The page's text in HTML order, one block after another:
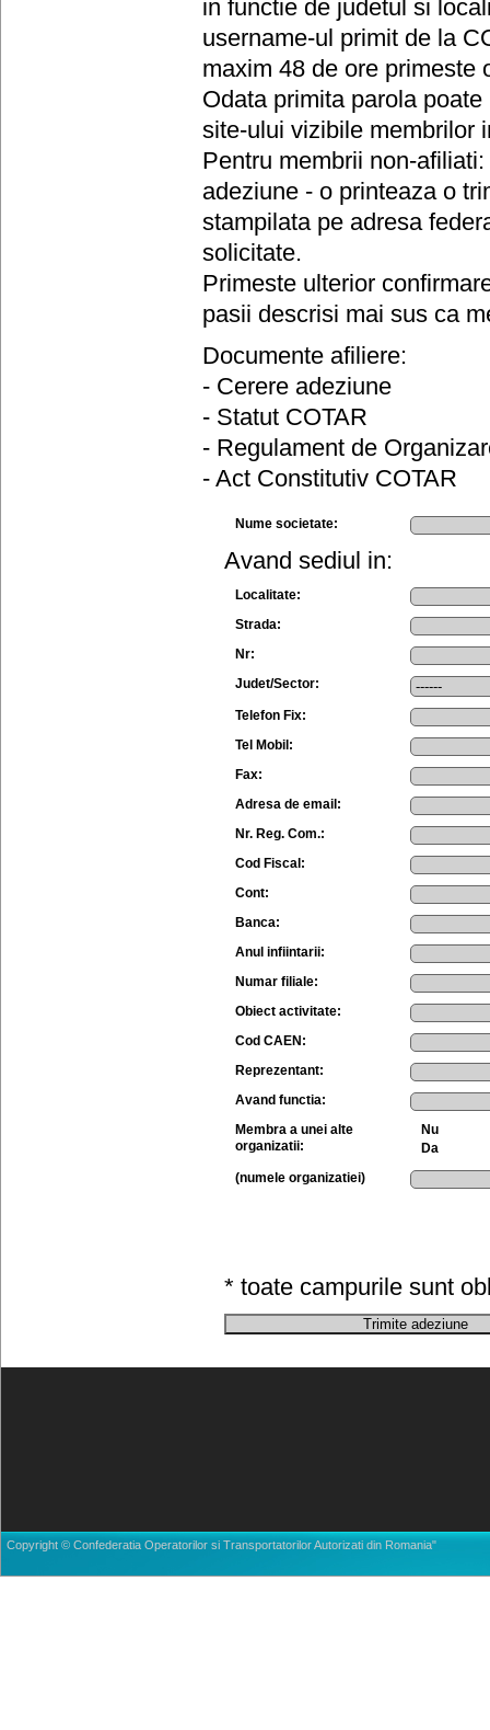
in functie de judetul si
username-ul primit de la
maxim 48 de ore primeste
Odata primita parola
site-ului vizibile membrilor
Pentru membrii non-
adeziune - o printeaza o
stampilata pe adresa
solicitate.
Primeste ulterior
pasii descrisi mai sus ca
Documente afiliere:
- Cerere adeziune
- Statut COTAR
- Regulament de
- Act Constitutiv COTAR
Nume societate:
Avand sediul in:
Localitate:
Strada:
Nr:
Judet/Sector:
Telefon Fix:
Tel Mobil:
Fax:
Adresa de email:
Nr. Reg. Com.:
Cod Fiscal:
Cont:
Banca:
Anul infiintarii:
Numar filiale:
Obiect activitate:
Cod CAEN:
Reprezentant:
Avand functia:
Membra a unei alte
organizatii:
Nu
Da
(numele organizatiei)
* toate campurile sunt
Copyright © Confederatia Operatorilor si Transportatorilor Autorizati din Romania"